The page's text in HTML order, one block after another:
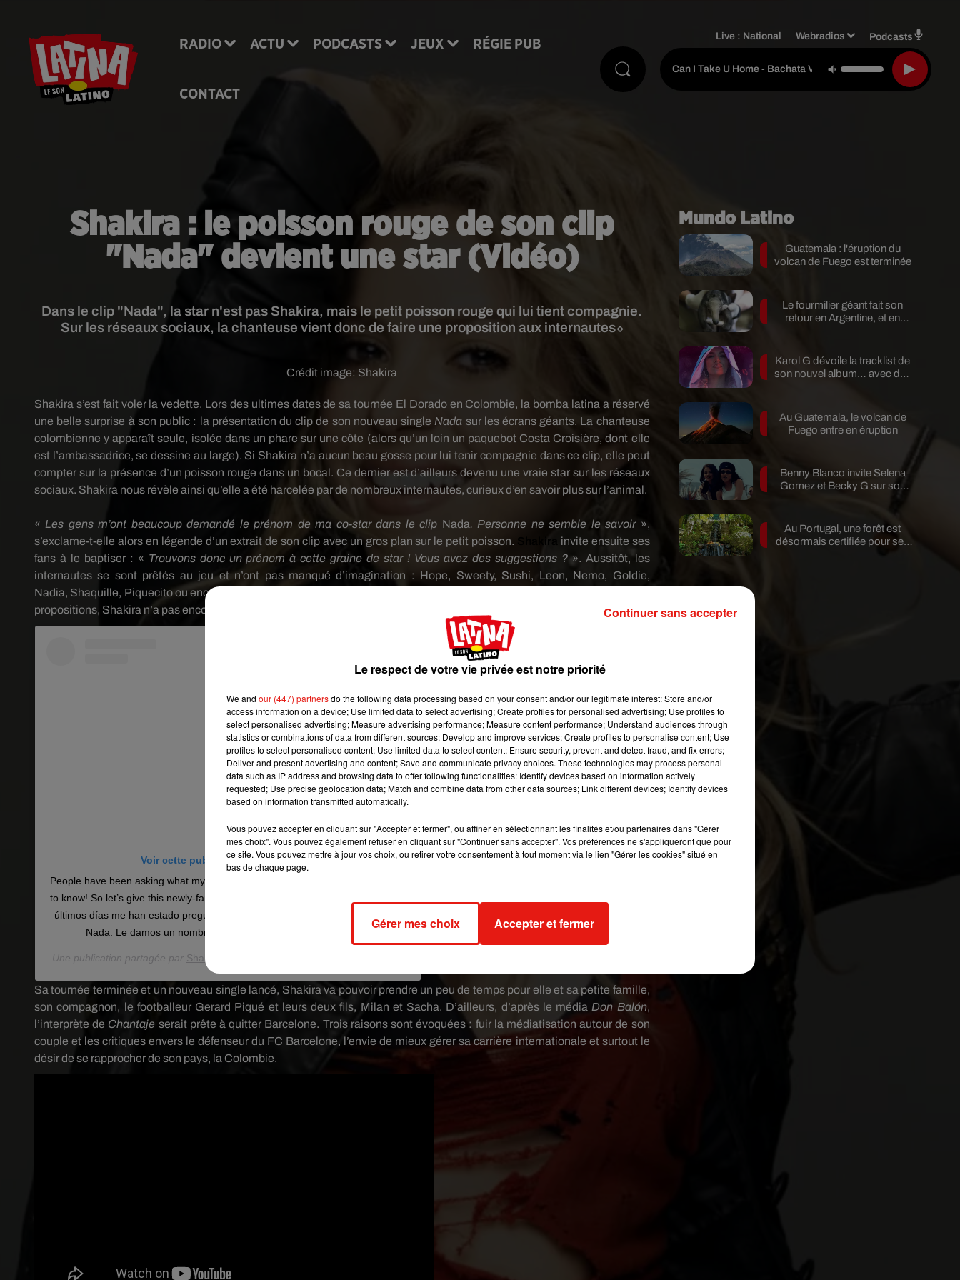
RADIO ACTU PODCASTS JEUX RÉGIE PUB
CONTACT
Live : National Webradios Podcasts
Can I Take U Home - Bachata Version - Dimen5ions & Dj
Shakira : le poisson rouge de son clip
"Nada" devient une star (Vidéo)
Dans le clip "Nada", la star n'est pas Shakira, mais le petit poisson rouge qui lui tient compagnie.
Sur les réseaux sociaux, la chanteuse vient donc de faire une proposition aux internautes⬦
Crédit image: Shakira
Shakira s’est fait voler la vedette. Lors des ultimes dates de sa tournée El Dorado en Colombie, la bomba latina a réservé
une belle surprise à son public : la présentation du clip de son nouveau single Nada sur les écrans géants. La chanteuse
colombienne y apparaît seule, isolée dans un phare sur une côte (alors qu’un loin un paquebot Costa Croisière, dont elle
est l’ambassadrice, se dessine au large). Si Shakira n’a aucun beau gosse pour lui tenir compagnie dans ce clip, elle peut
compter sur la présence d’un poisson rouge dans un bocal. Ce dernier est d’ailleurs devenu une vraie star sur les réseaux
sociaux. Shakira nous révèle ainsi qu’elle a été harcelée par de nombreux internautes, curieux d’en savoir plus sur l’animal.
« Les gens m’ont beaucoup demandé le prénom de ma co-star dans le clip Nada. Personne ne semble le savoir»,
s’exclame-t-elle alors en légende d’un extrait de son clip avec un gros plan sur le petit poisson.
Shakira
invite ensuite ses
fans à le baptiser : « Trouvons donc un prénom à cette graine de star ! Vous avez des suggestions ? ». Aussitôt, les
internautes se sont prêtés au jeu et n’ont pas manqué d’imagination : Hope, Sweety, Sushi, Leon, Nemo, Goldie,
Nadia, Shaquille, Piquecito ou encore El
propositions, Shakira n’a pas encore fait son choix…
Voir cette publication sur Instagram
People have been asking what my Nada video co-star is called. Nobody seems
to know! So let’s give this newly-famous �xÈ a name! Any suggestions? En los
últimos días me han estado preguntando cómo se llama el �xÈ del video de
Nada. Le damos un nombre? Tienen alguna sugerencia? Shak
Une publication partagée par Shakira
Sa tournée terminée et un nouveau single lancé, Shakira va pouvoir prendre un peu de temps pour elle et sa petite famille,
son compagnon, le footballeur Gerard Piqué et leurs deux fils, Milan et Sacha. D’ailleurs, d’après le média Don Balón,
l’interprète de Chantaje serait prête à quitter Barcelone. Trois raisons sont évoquées : fuir la médiatisation autour de son
couple et les critiques envers le défenseur du FC Barcelone, l’envie de mieux gérer sa carrière internationale et surtout le
désir de se rapprocher de son pays, la Colombie.
Mundo Latino
Guatemala : l'éruption du
volcan de Fuego est terminée
Le fourmilier géant fait son
retour en Argentine, et en
Karol G dévoile la tracklist de
son nouvel album… avec des
Au Guatemala, le volcan de
Fuego entre en éruption
Benny Blanco invite Selena
Gomez et Becky G sur son
Au Portugal, une forêt est
désormais certifiée pour ses
Le respect de votre vie privée est notre priorité
We and our (447) partnersdo the following data processing based on your consent and/or our legitimate interest: Store and/or
access information on a device; Use limited data to select advertising; Create profiles for personalised advertising; Use profiles to
select personalised advertising; Measure advertising performance; Measure content performance; Understand audiences through
statistics or combinations of data from different sources; Develop and improve services; Create profiles to personalise content; Use
profiles to select personalised content; Use limited data to select content; Ensure security, prevent and detect fraud, and fix errors;
Deliver and present advertising and content; Save and communicate privacy choices. These technologies may process personal
data such as IP address and browsing data to offer following functionalities: Identify devices based on information actively
requested; Use precise geolocation data; Match and combine data from other data sources; Link different devices; Identify devices
based on information transmitted automatically.
Vous pouvez accepter en cliquant sur "Accepter et fermer", ou affiner en sélectionnant les finalités et/ou partenaires dans "Gérer
mes choix". Vous pouvez également refuser en cliquant sur "Continuer sans accepter". Vos préférences ne s'appliqueront que pour
ce site. Vous pouvez mettre à jour vos choix, ou retirer votre consentement à tout moment via le lien "Gérer les cookies" situé en
bas de chaque page.
Gérer mes choix Accepter et fermer
Continuer sans accepter